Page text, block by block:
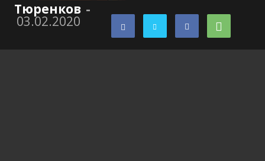
Тюренков -
03.02.2020